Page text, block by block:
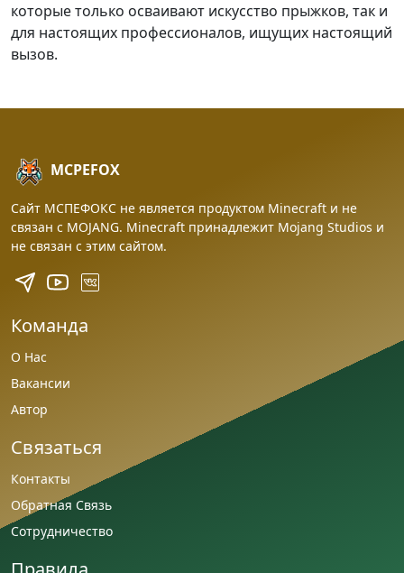
которые только осваивают искусство прыжков, так и
для настоящих профессионалов, ищущих настоящий
вызов.
MCPEFOX
Сайт МСПЕФОКС не является продуктом Minecraft и не
связан с MOJANG. Minecraft принадлежит Mojang Studios и
не связан с этим сайтом.
Команда
О Нас
Вакансии
Автор
Связаться
Контакты
Обратная Связь
Сотрудничество